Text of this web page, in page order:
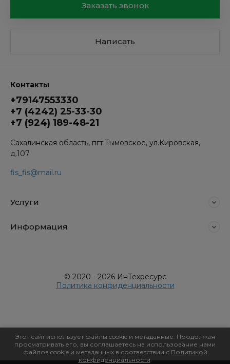
Этот сайт использует файлы cookie и метаданные. Продолжая
просматривать его, вы соглашаетесь на использование нами
файлов cookie и метаданных в соответствии с Политикой
конфиденциальности.
Заказать звонок
Написать
Контакты
+79147553330
+7 (4242) 25-33-30
+7 (924) 189-48-21
Сахалинская область, пгт.Тымовское, ул.Кировская,
д.107
fis_fis@mail.ru
Услуги
Информация
© 2020 - 2026 ИнТехресурс
Политика конфиденциальности